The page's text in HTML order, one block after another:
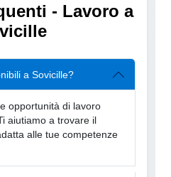
- Lavoro a
a Sovicille?
opportunità di lavoro
aiutiamo a trovare il
alle tue competenze